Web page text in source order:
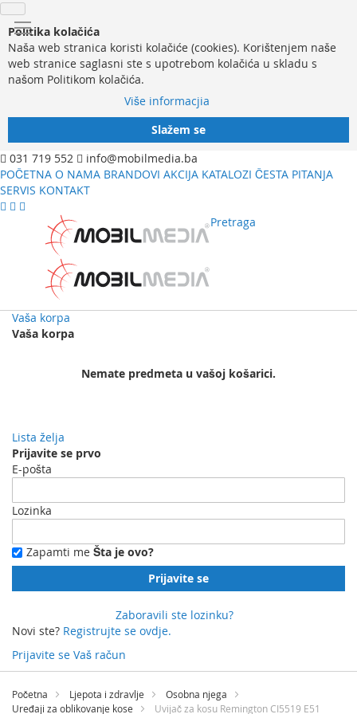
Politika kolačića
Naša web stranica koristi kolačiće (cookies). Korištenjem naše
web stranice saglasni ste s upotrebom kolačića u skladu s
našom Politikom kolačića.
Više informacjia
Slažem se
031 719 552
info@mobilmedia.ba
POČETNA O NAMA BRANDOVI AKCIJA KATALOZI ČESTA PITANJA
SERVIS KONTAKT
Pretraga
Vaša korpa
Vaša korpa
Nemate predmeta u vašoj košarici.
Lista želja
Prijavite se prvo
E-pošta
Lozinka
Zapamti me Šta je ovo?
Prijavite se
Zaboravili ste lozinku?
Novi ste? Registrujte se ovdje.
Prijavite se Vaš račun
Preskočite
sadržaj
Početna Ljepota i zdravlje
Osobna njega
Uređaji za oblikovanje kose
Uvijač za kosu Remington CI5519 E51